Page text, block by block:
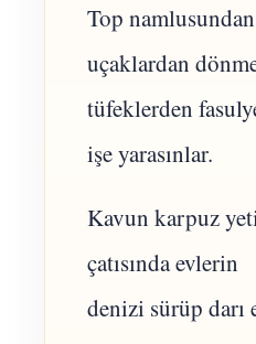
Top namlusundan
uçaklardan
tüfeklerden
işe yarasınlar.
Kavun karpuz
çatısında evlerin
denizi sürüp darı